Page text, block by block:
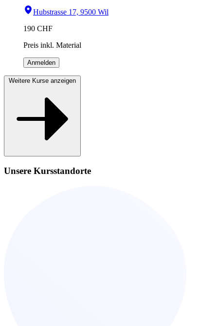
Hubstrasse 17, 9500 Wil
190 CHF
Preis inkl. Material
Anmelden
Weitere Kurse anzeigen
Unsere Kursstandorte